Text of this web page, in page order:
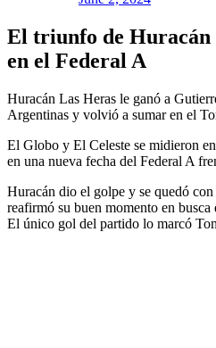
El triunfo de
en el Federal A
Huracán Las Heras le ganó a
Argentinas y volvió a sumar en el
El Globo y El Celeste se midieron
en una nueva fecha del Federal A
Huracán dio el golpe y se quedó
reafirmó su buen momento en busca
El único gol del partido lo marcó